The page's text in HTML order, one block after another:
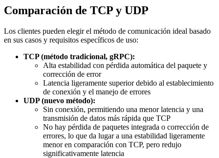
Comparación de TCP y UDP
Los clientes pueden elegir el método de comunicación ideal basado
en sus casos y requisitos específicos de uso:
TCP (método tradicional, gRPC):
Alta estabilidad con pérdida automática del paquete y
corrección de error
Latencia ligeramente superior debido al establecimiento
de conexión y el manejo de errores
UDP (nuevo método):
Sin conexión, permitiendo una menor latencia y una
transmisión de datos más rápida que TCP
No hay pérdida de paquetes integrada o corrección de
errores, lo que da lugar a una estabilidad ligeramente
menor en comparación con TCP, pero redujo
significativamente latencia